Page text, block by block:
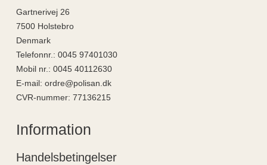
Gartnerivej 26
7500 Holstebro
Denmark
Telefonnr. : 0045 97401030
Mobil nr. : 0045 40112630
E-mail: ordre@polisan.dk
CVR-nummer: 77136215
Information
Handelsbetingelser